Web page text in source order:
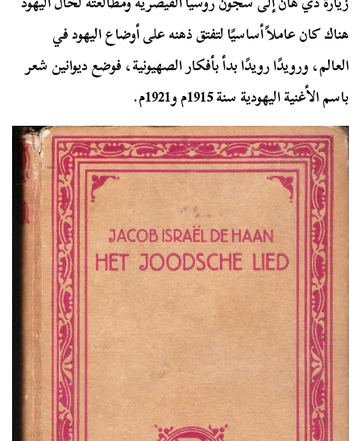
هناك كان عاملاً أساسيًا لتفتق ذهنه على أوضاع اليهود في
العالم، ورويدًا رويدًا بدأ بأفكار الصهيونية، فوضع ديوانين شعر
باسم الأغنية اليهودية سنة 1915م و1921م.